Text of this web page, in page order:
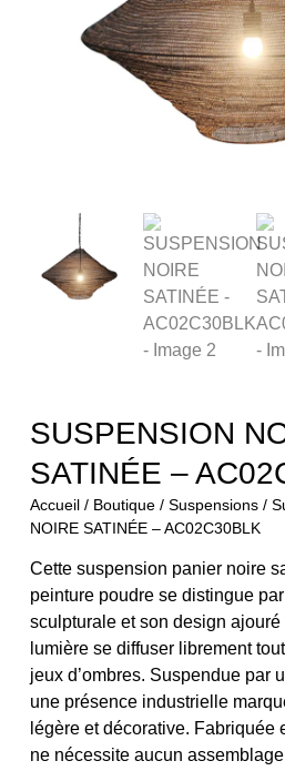
SUSPENSION
SATINÉE –
Accueil/ Boutique/ Suspensions/
NOIRE SATINÉE – AC02C30BLK
Cette suspension panier noire
peinture poudre se distingue
sculpturale et son design
lumière se diffuser librement
jeux d’ombres. Suspendue par
une présence industrielle
légère et décorative. Fabriquée
ne nécessite aucun